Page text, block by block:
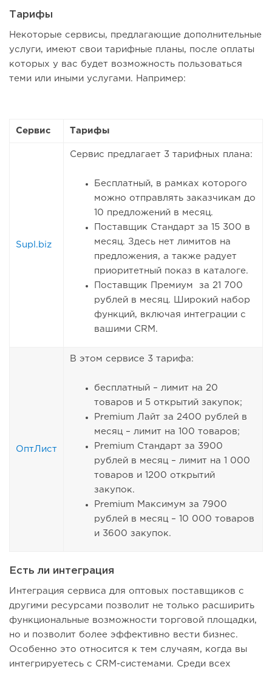
Тарифы
Некоторые сервисы, предлагающие дополнительные
услуги, имеют свои тарифные планы, после оплаты
которых у вас будет возможность пользоваться
теми или иными услугами. Например:
Сервис Тарифы
Supl.biz
Сервис предлагает 3 тарифных плана:
Бесплатный, в рамках которого
можно отправлять заказчикам до
10 предложений в месяц.
Поставщик Стандарт за 15 300 в
месяц. Здесь нет лимитов на
предложения, а также радует
приоритетный показ в каталоге.
Поставщик Премиум за 21 700
рублей в месяц. Широкий набор
функций, включая интеграции с
вашими CRM.
ОптЛист
В этом сервисе 3 тарифа:
бесплатный – лимит на 20
товаров и 5 открытий закупок;
Premium Лайт за 2400 рублей в
месяц – лимит на 100 товаров;
Premium Стандарт за 3900
рублей в месяц – лимит на 1 000
товаров и 1200 открытий
закупок.
Premium Максимум за 7900
рублей в месяц – 10 000 товаров
и 3600 закупок.
Есть ли интеграция
Интеграция сервиса для оптовых поставщиков с
другими ресурсами позволит не только расширить
функциональные возможности торговой площадки,
но и позволит более эффективно вести бизнес.
Особенно это относится к тем случаям, когда вы
интегрируетесь с CRM-системами. Среди всех